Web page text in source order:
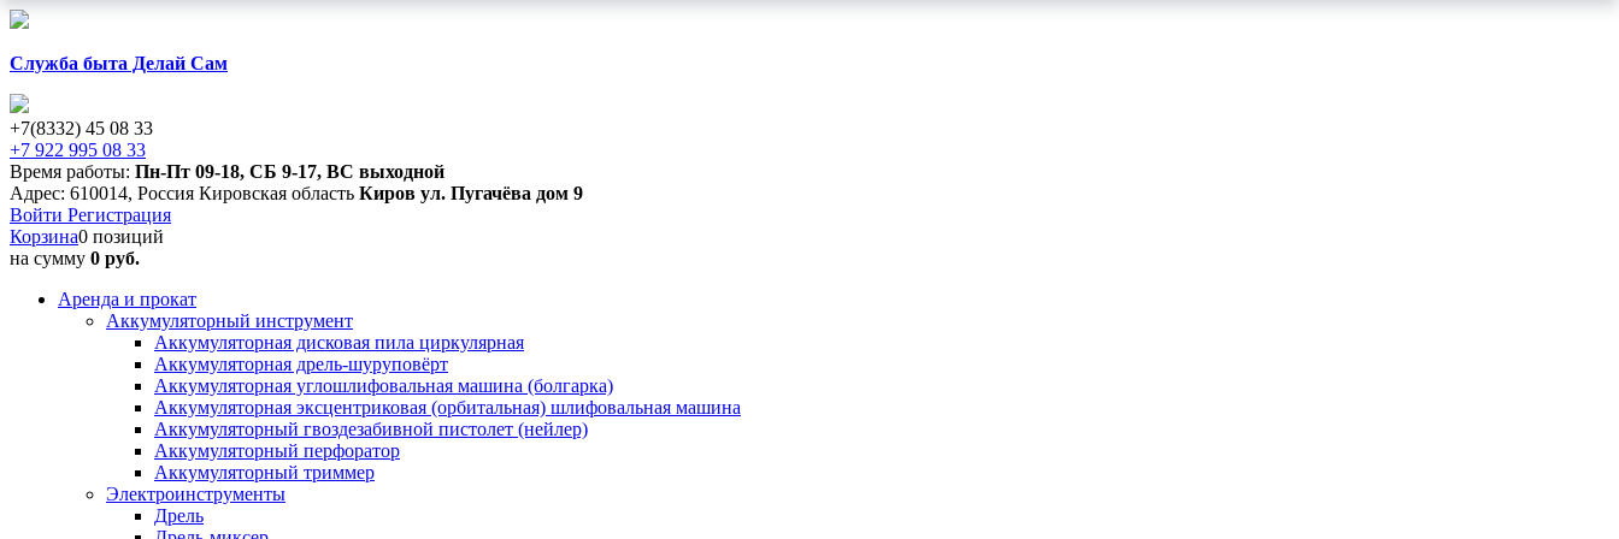
Служба быта Делай Сам
+7(8332) 45 08 33
+7 922 995 08 33
Время работы: Пн-Пт 09-18, СБ 9-17, ВС выходной
Адрес: 610014, Россия Кировская область Киров ул. Пугачёва дом 9
Войти Регистрация
Корзина0 позиций
на сумму 0 руб.
Аренда и прокат
Аккумуляторный инструмент
Аккумуляторная дисковая пила циркулярная
Аккумуляторная дрель-шуруповёрт
Аккумуляторная углошлифовальная машина (болгарка)
Аккумуляторная эксцентриковая (орбитальная) шлифовальная машина
Аккумуляторный гвоздезабивной пистолет (нейлер)
Аккумуляторный перфоратор
Аккумуляторный триммер
Электроинструменты
Дрель